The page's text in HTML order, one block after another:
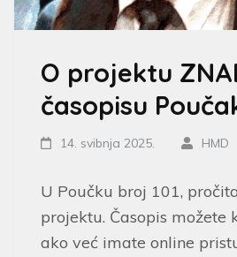
O projektu
časopisu
14. svibnja 2025. HMD
U Poučku broj 101,
projektu. Časopis možete
ako već imate online